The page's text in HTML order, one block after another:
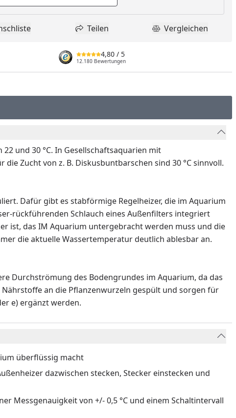
Produkt zur Wunschliste hinzufügen
Teilen
Teilen Produkt
Vergleichen
4,80 / 5
12.180 Bewertungen
und 30 °C. In Gesellschaftsaquarien mit
Zucht von z. B. Diskusbuntbarschen sind 30 °C sinnvoll.
Dafür gibt es stabförmige Regelheizer, die im Aquarium
rückführenden Schlauch eines Außenfilters integriert
ist, das IM Aquarium untergebracht werden muss und die
die aktuelle Wassertemperatur deutlich ablesbar an.
Durchströmung des Bodengrundes im Aquarium, da das
an die Pflanzenwurzeln gespült und sorgen für
e) ergänzt werden.
überflüssig macht
dazwischen stecken, Stecker einstecken und
Messgenauigkeit von +/- 0,5 °C und einem Schaltintervall